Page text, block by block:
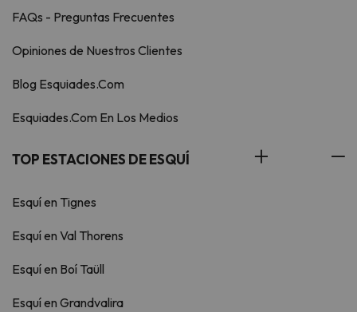
FAQs - Preguntas Frecuentes
Opiniones de Nuestros Clientes
Blog Esquiades.Com
Esquiades.Com En Los Medios
TOP ESTACIONES DE ESQUÍ
Esquí en Tignes
Esquí en Val Thorens
Esquí en Boí Taüll
Esquí en Grandvalira